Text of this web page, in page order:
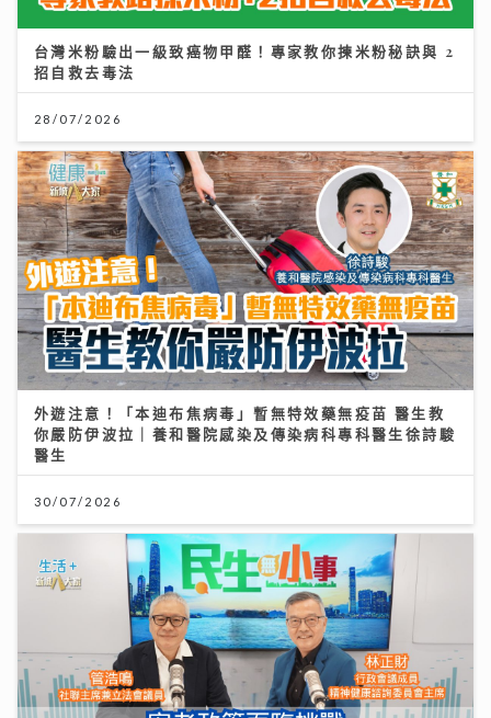
台灣米粉驗出一級致癌物甲醛！專家教你揀米粉秘訣與 2
招自救去毒法
28/07/2026
外遊注意！「本迪布焦病毒」暫無特效藥無疫苗 醫生教
你嚴防伊波拉｜養和醫院感染及傳染病科專科醫生徐詩駿
醫生
30/07/2026